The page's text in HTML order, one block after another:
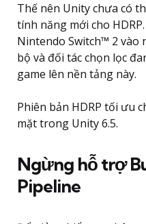
Thế nên Unity chưa có
tính năng mới cho
Nintendo Switch™ 2 vào
bộ và đối tác chọn lọc
game lên nền tảng này.
Phiên bản HDRP tối ưu
mặt trong Unity 6.5.
Ngừng hỗ trợ
Pipeline